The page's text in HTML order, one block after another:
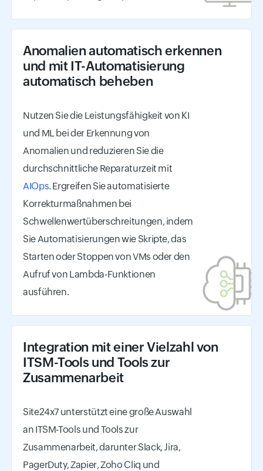
Anomalien automatisch erkennen
und mit IT-Automatisierung
automatisch beheben
Nutzen Sie die Leistungsfähigkeit von KI
und ML bei der Erkennung von
Anomalien und reduzieren Sie die
durchschnittliche Reparaturzeit mit
AIOps. Ergreifen Sie automatisierte
Korrekturmaßnahmen bei
Schwellenwertüberschreitungen, indem
Sie Automatisierungen wie Skripte, das
Starten oder Stoppen von VMs oder den
Aufruf von Lambda-Funktionen
ausführen.
Integration mit einer Vielzahl von
ITSM-Tools und Tools zur
Zusammenarbeit
Site24x7 unterstützt eine große Auswahl
an ITSM-Tools und Tools zur
Zusammenarbeit, darunter Slack, Jira,
PagerDuty, Zapier, Zoho Cliq und